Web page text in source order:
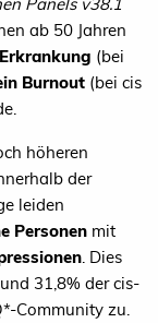
Panels v38.1
ab 50 Jahren
(bei
Burnout (bei cis
höheren
der
leiden
Personen mit
. Dies
31,8% der cis-
Community zu.